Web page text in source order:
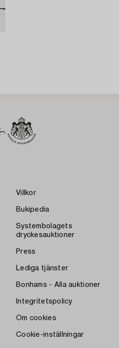
Villkor
Bukipedia
Systembolagets
dryckesauktioner
Press
Lediga tjänster
Bonhams - Alla auktioner
Integritetspolicy
Om cookies
Cookie-inställningar